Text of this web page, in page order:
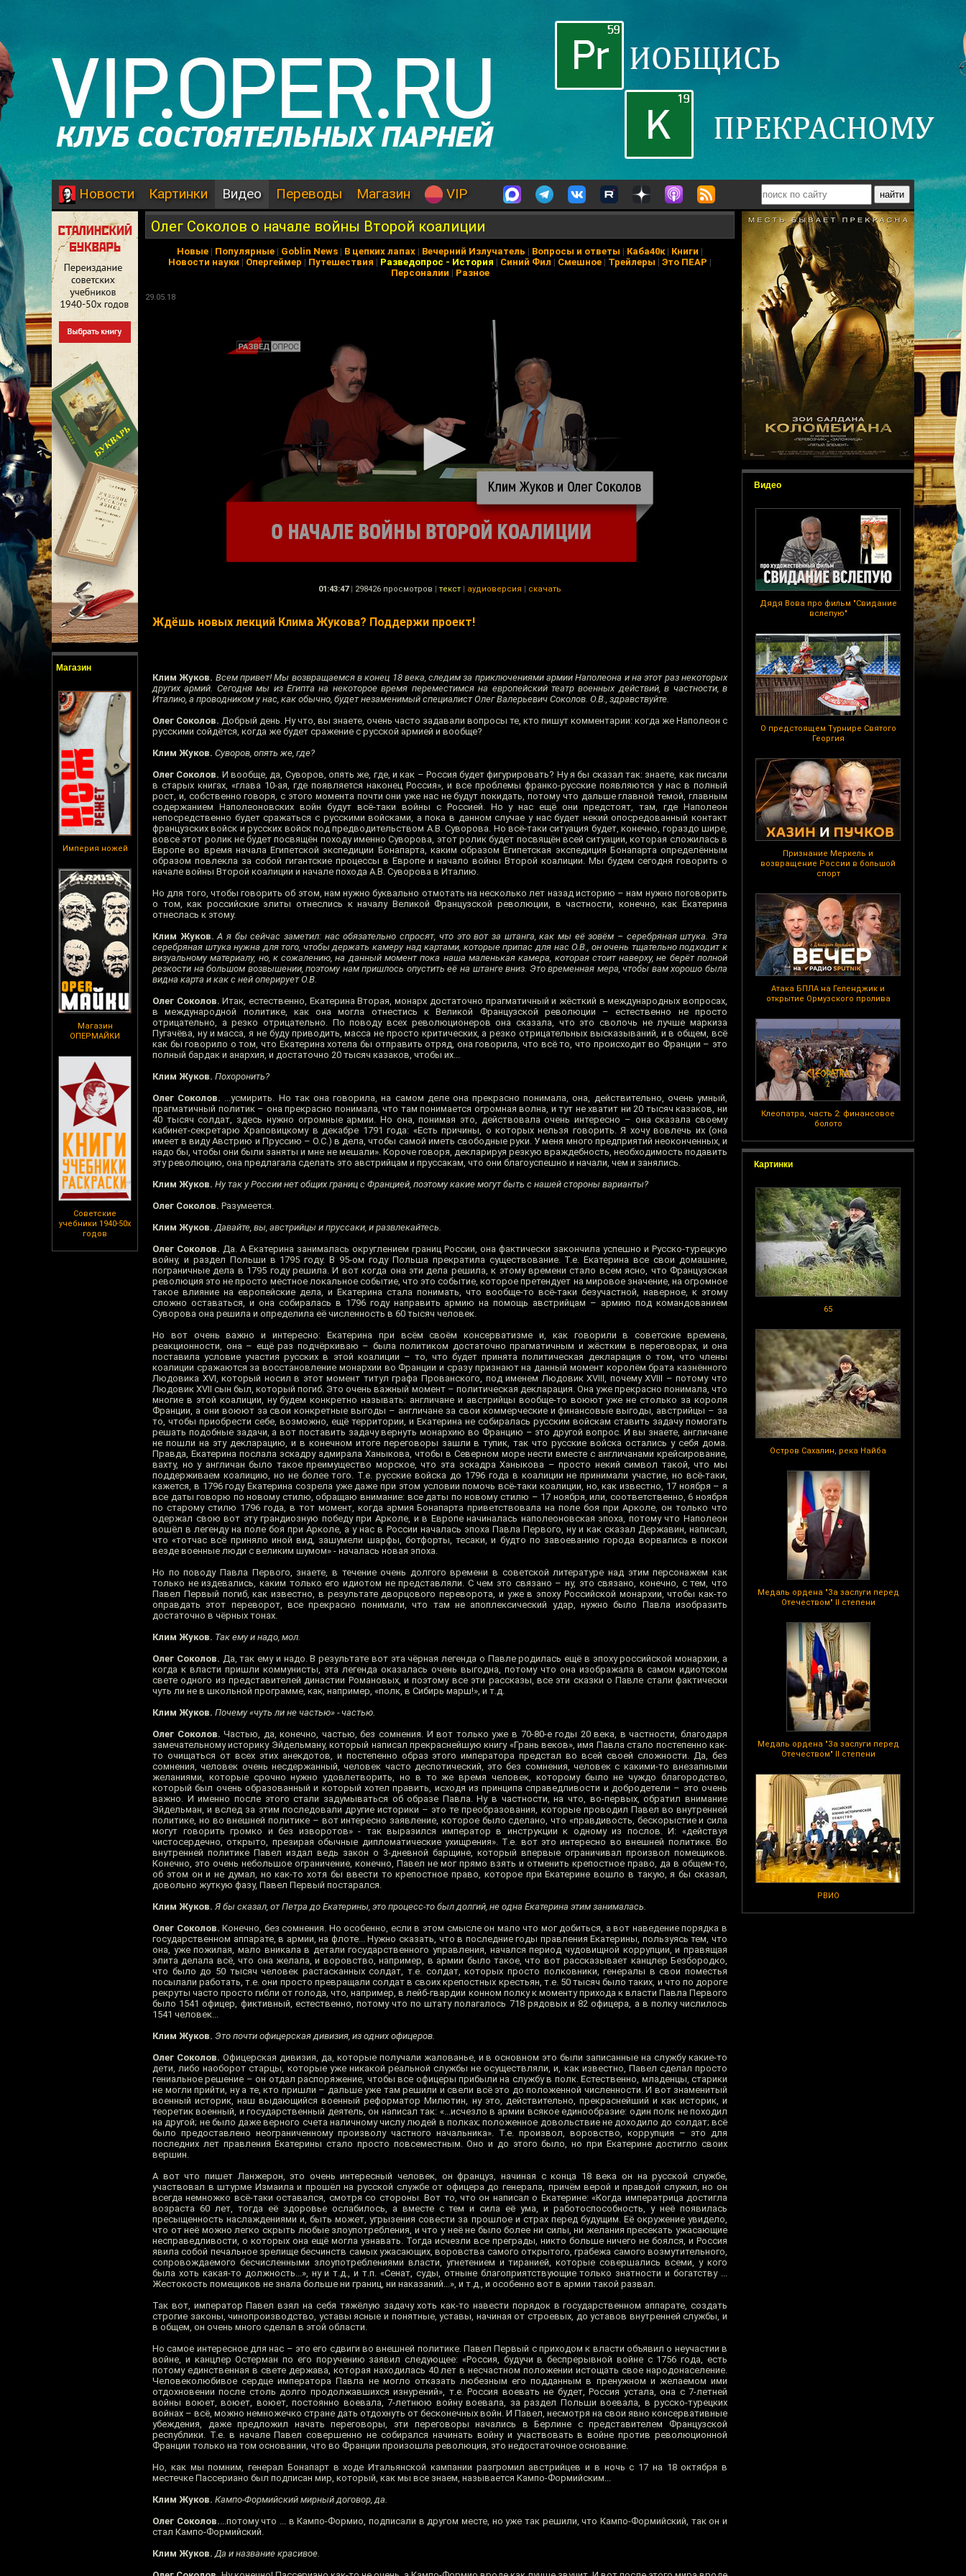
Новости Картинки Видео Переводы Магазин VIP
Магазин
Империя ножей
Магазин
ОПЕРМАЙКИ
Советские
учебники 1940-50х
годов
Видео
Дядя Вова про фильм "Свидание
вслепую"
О предстоящем Турнире Святого
Георгия
Признание Меркель и
возвращение России в большой
спорт
Атака БПЛА на Геленджик и
открытие Ормузского пролива
Клеопатра, часть 2: финансовое
болото
Картинки
65
Остров Сахалин, река Найба
Медаль ордена "За заслуги перед
Отечеством" II степени
Медаль ордена "За заслуги перед
Отечеством" II степени
РВИО
Олег Соколов о начале войны Второй коалиции
Новые | Популярные | Goblin News | В цепких лапах | Вечерний Излучатель | Вопросы и ответы | Каба40к| Книги |
Новости науки | Опергеймер | Путешествия | Разведопрос - История | Синий Фил | Смешное | Трейлеры | Это ПЕАР |
Персоналии | Разное
29.05.18
01:43:47 | 298426 просмотров | текст | аудиоверсия | скачать
Ждёшь новых лекций Клима Жукова? Поддержи проект!
Клим Жуков. Всем привет! Мы возвращаемся в конец 18 века, следим за приключениями армии Наполеона и на этот раз некоторых
других армий. Сегодня мы из Египта на некоторое время переместимся на европейский театр военных действий, в частности, в
Италию, а проводником у нас, как обычно, будет незаменимый специалист Олег Валерьевич Соколов. О.В., здравствуйте.
Олег Соколов. Добрый день. Ну что, вы знаете, очень часто задавали вопросы те, кто пишут комментарии: когда же Наполеон с
русскими сойдётся, когда же будет сражение с русской армией и вообще?
Клим Жуков. Суворов, опять же, где?
Олег Соколов. И вообще, да, Суворов, опять же, где, и как – Россия будет фигурировать? Ну я бы сказал так: знаете, как писали
в старых книгах, «глава 10-ая, где появляется наконец Россия», и все проблемы франко-русские появляются у нас в полный
рост, и, собственно говоря, с этого момента почти они уже нас не будут покидать, потому что дальше главной темой, главным
содержанием Наполеоновских войн будут всё-таки войны с Россией. Но у нас ещё они предстоят, там, где Наполеон
непосредственно будет сражаться с русскими войсками, а пока в данном случае у нас будет некий опосредованный контакт
французских войск и русских войск под предводительством А.В. Суворова. Но всё-таки ситуация будет, конечно, гораздо шире,
вовсе этот ролик не будет посвящён походу именно Суворова, этот ролик будет посвящён всей ситуации, которая сложилась в
Европе во время начала Египетской экспедиции Бонапарта, каким образом Египетская экспедиция Бонапарта определённым
образом повлекла за собой гигантские процессы в Европе и начало войны Второй коалиции. Мы будем сегодня говорить о
начале войны Второй коалиции и начале похода А.В. Суворова в Италию.
Но для того, чтобы говорить об этом, нам нужно буквально отмотать на несколько лет назад историю – нам нужно поговорить
о том, как российские элиты отнеслись к началу Великой Французской революции, в частности, конечно, как Екатерина
отнеслась к этому.
Клим Жуков. А я бы сейчас заметил: нас обязательно спросят, что это вот за штанга, как мы её зовём – серебряная штука. Эта
серебряная штука нужна для того, чтобы держать камеру над картами, которые припас для нас О.В., он очень тщательно подходит к
визуальному материалу, но, к сожалению, на данный момент пока наша маленькая камера, которая стоит наверху, не берёт полной
резкости на большом возвышении, поэтому нам пришлось опустить её на штанге вниз. Это временная мера, чтобы вам хорошо была
видна карта и как с ней оперирует О.В.
Олег Соколов. Итак, естественно, Екатерина Вторая, монарх достаточно прагматичный и жёсткий в международных вопросах,
в международной политике, как она могла отнестись к Великой Французской революции – естественно не просто
отрицательно, а резко отрицательно. По поводу всех революционеров она сказала, что это сволочь не лучше маркиза
Пугачёва, ну и масса, я не буду приводить, масса не просто критических, а резко отрицательных высказываний, и в общем, всё
как бы говорило о том, что Екатерина хотела бы отправить отряд, она говорила, что всё то, что происходит во Франции – это
полный бардак и анархия, и достаточно 20 тысяч казаков, чтобы их...
Клим Жуков. Похоронить?
Олег Соколов. ...усмирить. Но так она говорила, на самом деле она прекрасно понимала, она, действительно, очень умный,
прагматичный политик – она прекрасно понимала, что там понимается огромная волна, и тут не хватит ни 20 тысяч казаков, ни
40 тысяч солдат, здесь нужно огромные армии. Но она, понимая это, действовала очень интересно – она сказала своему
кабинет-секретарю Храповицкому в декабре 1791 года: «Есть причины, о которых нельзя говорить. Я хочу вовлечь их (она
имеет в виду Австрию и Пруссию – О.С.) в дела, чтобы самой иметь свободные руки. У меня много предприятий неоконченных, и
надо бы, чтобы они были заняты и мне не мешали». Короче говоря, декларируя резкую враждебность, необходимость подавить
эту революцию, она предлагала сделать это австрийцам и пруссакам, что они благоуспешно и начали, чем и занялись.
Клим Жуков. Ну так у России нет общих границ с Францией, поэтому какие могут быть с нашей стороны варианты?
Олег Соколов. Разумеется.
Клим Жуков. Давайте, вы, австрийцы и пруссаки, и развлекайтесь.
Олег Соколов. Да. А Екатерина занималась округлением границ России, она фактически закончила успешно и Русско-турецкую
войну, и раздел Польши в 1795 году. В 95-ом году Польша прекратила существование. Т.е. Екатерина все свои домашние,
пограничные дела в 1795 году решила. И вот когда она эти дела решила, к этому времени стало всем ясно, что Французская
революция это не просто местное локальное событие, что это событие, которое претендует на мировое значение, на огромное
такое влияние на европейские дела, и Екатерина стала понимать, что вообще-то всё-таки безучастной, наверное, к этому
сложно оставаться, и она собиралась в 1796 году направить армию на помощь австрийцам – армию под командованием
Суворова она решила и определила её численность в 60 тысяч человек.
Но вот очень важно и интересно: Екатерина при всём своём консерватизме и, как говорили в советские времена,
реакционности, она – ещё раз подчёркиваю – была политиком достаточно прагматичным и жёстким в переговорах, и она
поставила условие участия русских в этой коалиции – то, что будет принята политическая декларация о том, что члены
коалиции сражаются за восстановление монархии во Франции и сразу признают на данный момент королём брата казнённого
Людовика ХVI, который носил в этот момент титул графа Прованского, под именем Людовик XVIII, почему XVIII – потому что
Людовик XVII сын был, который погиб. Это очень важный момент – политическая декларация. Она уже прекрасно понимала, что
многие в этой коалиции, ну будем конкретно называть: англичане и австрийцы вообще-то воюют уже не столько за короля
Франции, а они воюют за свои конкретные выгоды – англичане за свои коммерческие и финансовые выгоды, австрийцы – за
то, чтобы приобрести себе, возможно, ещё территории, и Екатерина не собиралась русским войскам ставить задачу помогать
решать подобные задачи, а вот поставить задачу вернуть монархию во Францию – это другой вопрос. И вы знаете, англичане
не пошли на эту декларацию, и в конечном итоге переговоры зашли в тупик, так что русские войска остались у себя дома.
Правда, Екатерина послала эскадру адмирала Ханыкова, чтобы в Северном море нести вместе с англичанами крейсирование,
вахту, но у англичан было такое преимущество морское, что эта эскадра Ханыкова – просто некий символ такой, что мы
поддерживаем коалицию, но не более того. Т.е. русские войска до 1796 года в коалиции не принимали участие, но всё-таки,
кажется, в 1796 году Екатерина созрела уже даже при этом условии помочь всё-таки коалиции, но, как известно, 17 ноября – я
все даты говорю по новому стилю, обращаю внимание: все даты по новому стилю – 17 ноября, или, соответственно, 6 ноября
по старому стилю 1796 года, в тот момент, когда армия Бонапарта приветствовала на поле боя при Арколе, он только что
одержал свою вот эту грандиозную победу при Арколе, и в Европе начиналась наполеоновская эпоха, потому что Наполеон
вошёл в легенду на поле боя при Арколе, а у нас в России началась эпоха Павла Первого, ну и как сказал Державин, написал,
что «тотчас всё приняло иной вид, зашумели шарфы, ботфорты, тесаки, и будто по завоеванию города ворвались в покои
везде военные люди с великим шумом» - началась новая эпоха.
Но по поводу Павла Первого, знаете, в течение очень долгого времени в советской литературе над этим персонажем как
только не издевались, каким только его идиотом не представляли. С чем это связано – ну, это связано, конечно, с тем, что
Павел Первый погиб, как известно, в результате дворцового переворота, и уже в эпоху Российской монархии, чтобы как-то
оправдать этот переворот, все прекрасно понимали, что там не апоплексический удар, нужно было Павла изобразить
достаточно в чёрных тонах.
Клим Жуков. Так ему и надо, мол.
Олег Соколов. Да, так ему и надо. В результате вот эта чёрная легенда о Павле родилась ещё в эпоху российской монархии, а
когда к власти пришли коммунисты, эта легенда оказалась очень выгодна, потому что она изображала в самом идиотском
свете одного из представителей династии Романовых, и поэтому все эти рассказы, все эти сказки о Павле стали фактически
чуть ли не в школьной программе, как, например, «полк, в Сибирь марш!», и т.д.
Клим Жуков. Почему «чуть ли не частью» - частью.
Олег Соколов. Частью, да, конечно, частью, без сомнения. И вот только уже в 70-80-е годы 20 века, в частности, благодаря
замечательному историку Эйдельману, который написал прекраснейшую книгу «Грань веков», имя Павла стало постепенно как-
то очищаться от всех этих анекдотов, и постепенно образ этого императора предстал во всей своей сложности. Да, без
сомнения, человек очень несдержанный, человек часто деспотический, это без сомнения, человек с какими-то внезапными
желаниями, которые срочно нужно удовлетворить, но в то же время человек, которому было не чуждо благородство,
который был очень образованный и который хотел править, исходя из принципа справедливости и добродетели – это очень
важно. И именно после этого стали задумываться об образе Павла. Ну в частности, на что, во-первых, обратил внимание
Эйдельман, и вслед за этим последовали другие историки – это те преобразования, которые проводил Павел во внутренней
политике, но во внешней политике – вот интересно заявление, которое было сделано, что «правдивость, бескорыстие и сила
могут говорить громко и без изворотов» - так выразился император в инструкции к одному из послов. И: «действуя
чистосердечно, открыто, презирая обычные дипломатические ухищрения». Т.е. вот это интересно во внешней политике. Во
внутренней политике Павел издал ведь закон о 3-дневной барщине, который впервые ограничивал произвол помещиков.
Конечно, это очень небольшое ограничение, конечно, Павел не мог прямо взять и отменить крепостное право, да в общем-то,
об этом он и не думал, но как-то хотя бы ввести то крепостное право, которое при Екатерине вошло в такую, я бы сказал,
довольно жуткую фазу, Павел Первый постарался.
Клим Жуков. Я бы сказал, от Петра до Екатерины, это процесс-то был долгий, не одна Екатерина этим занималась.
Олег Соколов. Конечно, без сомнения. Но особенно, если в этом смысле он мало что мог добиться, а вот наведение порядка в
государственном аппарате, в армии, на флоте... Нужно сказать, что в последние годы правления Екатерины, пользуясь тем, что
она, уже пожилая, мало вникала в детали государственного управления, начался период чудовищной коррупции, и правящая
элита делала всё, что она желала, и воровство, например, в армии было такое, что вот рассказывает канцлер Безбородко,
что было до 50 тысяч человек растасканных солдат, т.е. солдат, которых просто полковники, генералы в свои поместья
посылали работать, т.е. они просто превращали солдат в своих крепостных крестьян, т.е. 50 тысяч было таких, и что по дороге
рекруты часто просто гибли от голода, что, например, в лейб-гвардии конном полку к моменту прихода к власти Павла Первого
было 1541 офицер, фиктивный, естественно, потому что по штату полагалось 718 рядовых и 82 офицера, а в полку числилось
1541 человек...
Клим Жуков. Это почти офицерская дивизия, из одних офицеров.
Олег Соколов. Офицерская дивизия, да, которые получали жалованье, и в основном это были записанные на службу какие-то
дети, либо наоборот старцы, которые уже никакой реальной службы не осуществляли, и, как известно, Павел сделал просто
гениальное решение – он отдал распоряжение, чтобы все офицеры прибыли на службу в полк. Естественно, младенцы, старики
не могли прийти, ну а те, кто пришли – дальше уже там решили и свели всё это до положенной численности. И вот знаменитый
военный историк, наш выдающийся военный реформатор Милютин, ну это, действительно, прекраснейший и как историк, и
теоретик военный, и государственный деятель, он написал так: «...исчезло в армии всякое единообразие: один полк не походил
на другой; не было даже верного счета наличному числу людей в полках; положенное довольствие не доходило до солдат; всё
было предоставлено неограниченному произволу частного начальника». Т.е. произвол, воровство, коррупция – это для
последних лет правления Екатерины стало просто повсеместным. Оно и до этого было, но при Екатерине достигло своих
вершин.
А вот что пишет Ланжерон, это очень интересный человек, он француз, начиная с конца 18 века он на русской службе,
участвовал в штурме Измаила и прошёл на русской службе от офицера до генерала, причём верой и правдой служил, но он
всегда немножко всё-таки оставался, смотря со стороны. Вот то, что он написал о Екатерине: «Когда императрица достигла
возраста 60 лет, тогда её здоровье ослабилось, а вместе с тем и сила её ума, и работоспособность, у неё появилась
пресыщенность наслаждениями и, быть может, угрызения совести за прошлое и страх перед будущим. Её окружение увидело,
что от неё можно легко скрыть любые злоупотребления, и что у неё не было более ни силы, ни желания пресекать ужасающие
несправедливости, о которых она ещё могла узнавать. Тогда исчезли все преграды, никто больше ничего не боялся, и Россия
явила собой печальное зрелище бесчинств самых ужасающих, воровства самого открытого, грабежа самого возмутительного,
сопровождаемого бесчисленными злоупотреблениями власти, угнетением и тиранией, которые совершались всеми, у кого
была хоть какая-то должность...», ну и т.д., и т.п. «Сенат, суды, отныне благоприятствующие только знатности и богатству ...
Жестокость помещиков не знала больше ни границ, ни наказаний...», и т.д., и особенно вот в армии такой развал.
Так вот, император Павел взял на себя тяжёлую задачу хоть как-то навести порядок в государственном аппарате, создать
строгие законы, чинопроизводство, уставы ясные и понятные, уставы, начиная от строевых, до уставов внутренней службы, и
в общем, он очень много сделал в этой области.
Но самое интересное для нас – это его сдвиги во внешней политике. Павел Первый с приходом к власти объявил о неучастии в
войне, и канцлер Остерман по его поручению заявил следующее: «Россия, будучи в беспрерывной войне с 1756 года, есть
потому единственная в свете держава, которая находилась 40 лет в несчастном положении истощать свое народонаселение.
Человеколюбивое сердце императора Павла не могло отказать любезным его подданным в пренужном и желаемом ими
отдохновении после столь долго продолжавшихся изнурений», т.е. Россия воевать не будет, Россия устала, она с 7-летней
войны воюет, воюет, воюет, постоянно воевала, 7-летнюю войну воевала, за раздел Польши воевала, в русско-турецких
войнах – всё, можно немножечко стране дать отдохнуть от бесконечных войн. И Павел, несмотря на свои явно консервативные
убеждения, даже предложил начать переговоры, эти переговоры начались в Берлине с представителем Французской
республики. Т.е. в начале Павел совершенно не собирался начинать войну и участвовать в войне против революционной
Франции только на том основании, что во Франции произошла революция, это недостаточное основание.
Но, как мы помним, генерал Бонапарт в ходе Итальянской кампании разгромил австрийцев и в ночь с 17 на 18 октября в
местечке Пассериано был подписан мир, который, как мы все знаем, называется Кампо-Формийским...
Клим Жуков. Кампо-Формийский мирный договор, да.
Олег Соколов....потому что ... в Кампо-Формио, подписали в другом месте, но уже так решили, что Кампо-Формийский, так он и
стал Кампо-Формийский.
Клим Жуков. Да и название красивое.